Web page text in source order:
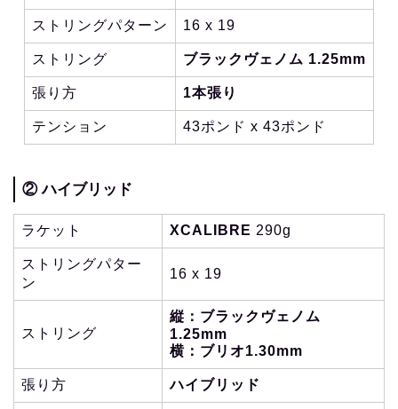
ストリングパターン 16 x 19
ストリング ブラックヴェノム 1.25mm
張り方 1本張り
テンション 43ポンド x 43ポンド
② ハイブリッド
ラケット XCALIBRE 290g
ストリングパター
ン
16 x 19
ストリング
縦：ブラックヴェノム
1.25mm
横：ブリオ1.30mm
張り方 ハイブリッド